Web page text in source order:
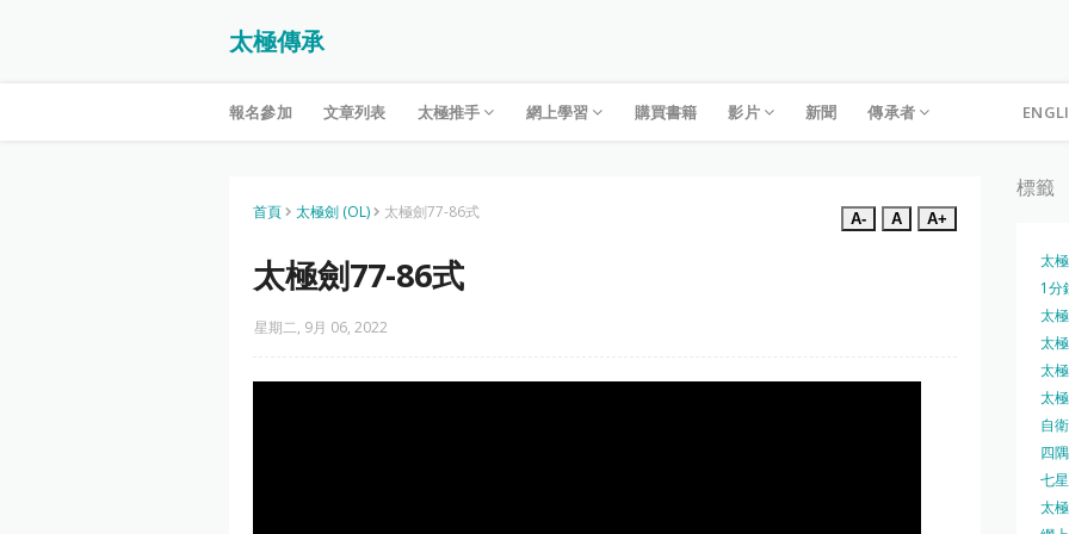
太極傳承
報名參加 文章列表 太極推手 網上學習 購買書籍 影片 新聞 傳承者
首頁 太極劍 (OL) 太極劍77-86式 A- A A+
太極劍77-86式
星期二, 9月 06, 2022
標籤
太
1分
太
太
太
太
自
四
七
太